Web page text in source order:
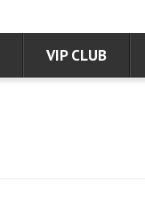
VIP CLUB